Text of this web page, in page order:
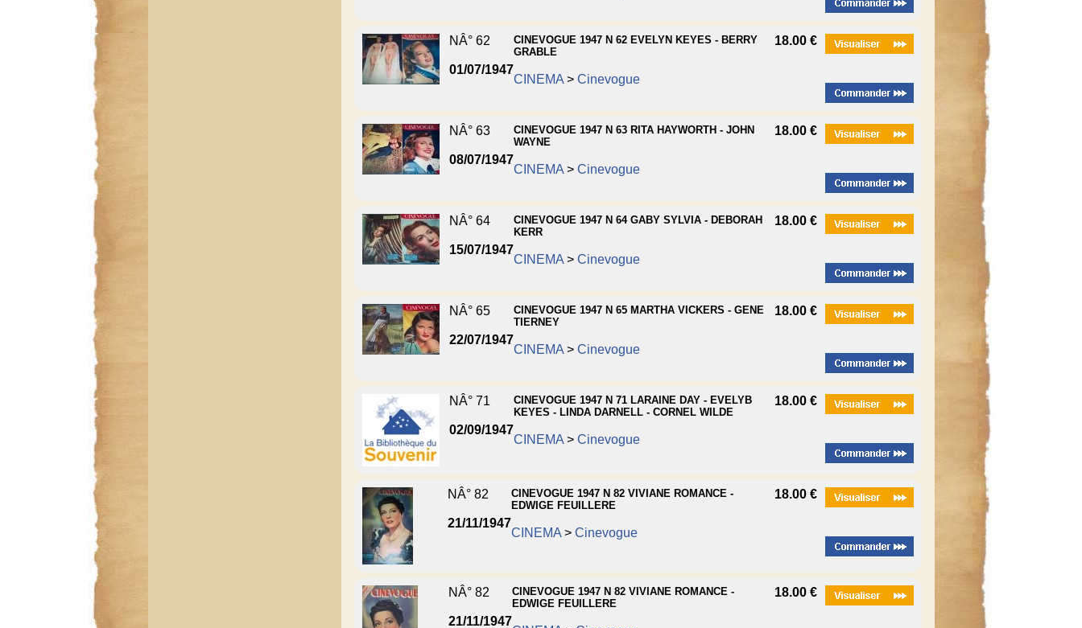
NÂ° 62
01/07/1947
CINEVOGUE 1947 N 62 EVELYN KEYES - BERRY
GRABLE
CINEMA> Cinevogue
18.00 €
NÂ° 63
08/07/1947
CINEVOGUE 1947 N 63 RITA HAYWORTH - JOHN
WAYNE
CINEMA> Cinevogue
18.00 €
NÂ° 64
15/07/1947
CINEVOGUE 1947 N 64 GABY SYLVIA - DEBORAH
KERR
CINEMA> Cinevogue
18.00 €
NÂ° 65
22/07/1947
CINEVOGUE 1947 N 65 MARTHA VICKERS - GENE
TIERNEY
CINEMA> Cinevogue
18.00 €
NÂ° 71
02/09/1947
CINEVOGUE 1947 N 71 LARAINE DAY - EVELYB
KEYES - LINDA DARNELL - CORNEL WILDE
CINEMA> Cinevogue
18.00 €
NÂ° 82
21/11/1947
CINEVOGUE 1947 N 82 VIVIANE ROMANCE -
EDWIGE FEUILLERE
CINEMA> Cinevogue
18.00 €
NÂ° 82
21/11/1947
CINEVOGUE 1947 N 82 VIVIANE ROMANCE -
EDWIGE FEUILLERE
18.00 €